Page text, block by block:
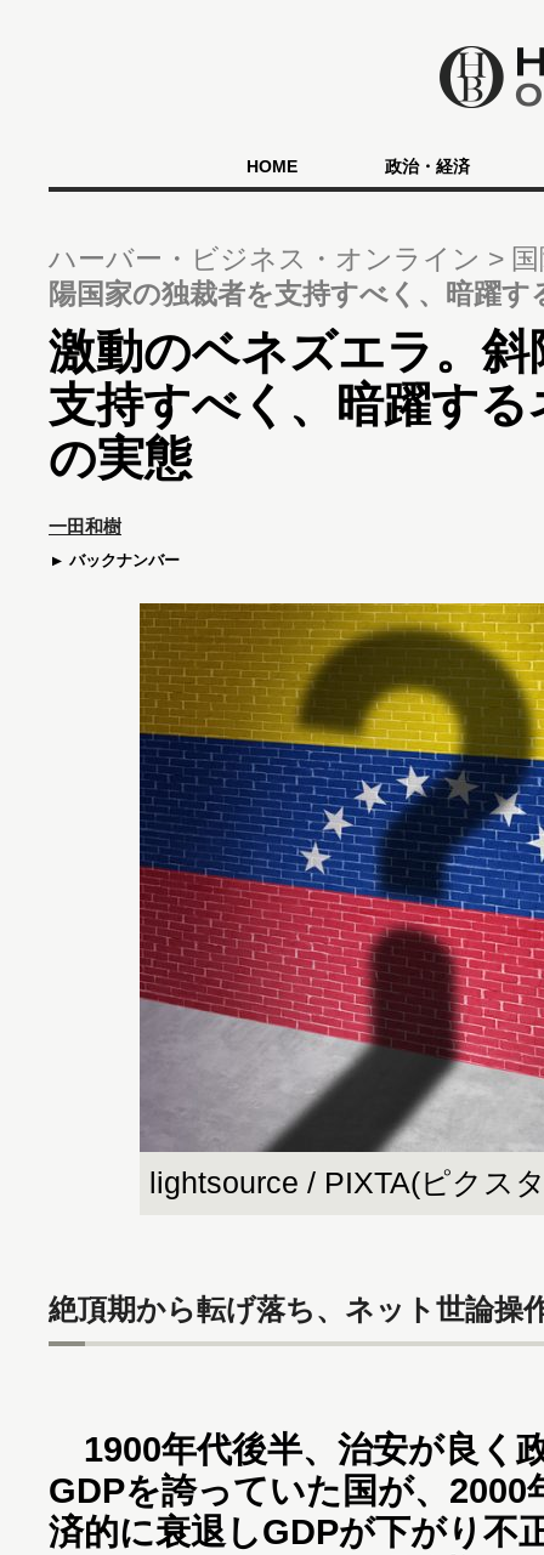
HOME 政治・経済
ハーバー・ビジネス・オンライン
陽国家の独裁者を支持すべく、暗躍
激動のベネズエラ。
支持すべく、暗躍す
の実態
一田和樹
バックナンバー
lightsource / PIXTA(ピクス
絶頂期から転げ落ち、ネット世論操
1900年代後半、治安が良く
GDPを誇っていた国が、2000
済的に衰退しGDPが下がり不